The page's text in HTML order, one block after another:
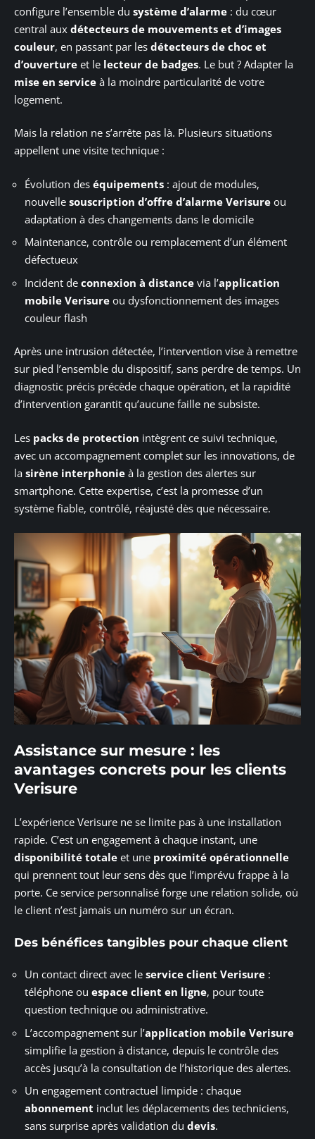
configure l’ensemble du système d’alarme : du cœur
central aux détecteurs de mouvements et d’images
couleur, en passant par les détecteurs de choc et
d’ouverture et le lecteur de badges. Le but ? Adapter la
mise en service à la moindre particularité de votre
logement.
Mais la relation ne s’arrête pas là. Plusieurs situations
appellent une visite technique :
Évolution des équipements : ajout de modules,
nouvelle souscription d’offre d’alarme Verisure ou
adaptation à des changements dans le domicile
Maintenance, contrôle ou remplacement d’un élément
défectueux
Incident de connexion à distance via l’application
mobile Verisure ou dysfonctionnement des images
couleur flash
Après une intrusion détectée, l’intervention vise à remettre
sur pied l’ensemble du dispositif, sans perdre de temps. Un
diagnostic précis précède chaque opération, et la rapidité
d’intervention garantit qu’aucune faille ne subsiste.
Les packs de protection intègrent ce suivi technique,
avec un accompagnement complet sur les innovations, de
la sirène interphonie à la gestion des alertes sur
smartphone. Cette expertise, c’est la promesse d’un
système fiable, contrôlé, réajusté dès que nécessaire.
Assistance sur mesure : les
avantages concrets pour les clients
Verisure
L’expérience Verisure ne se limite pas à une installation
rapide. C’est un engagement à chaque instant, une
disponibilité totale et une proximité opérationnelle
qui prennent tout leur sens dès que l’imprévu frappe à la
porte. Ce service personnalisé forge une relation solide, où
le client n’est jamais un numéro sur un écran.
Des bénéfices tangibles pour chaque client
Un contact direct avec le service client Verisure :
téléphone ou espace client en ligne, pour toute
question technique ou administrative.
L’accompagnement sur l’application mobile Verisure
simplifie la gestion à distance, depuis le contrôle des
accès jusqu’à la consultation de l’historique des alertes.
Un engagement contractuel limpide : chaque
abonnement inclut les déplacements des techniciens,
sans surprise après validation du devis.